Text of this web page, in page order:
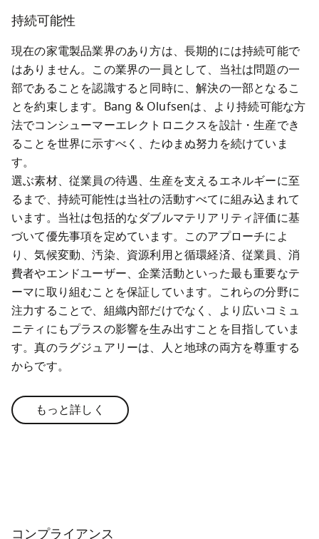
持続可能性
現在の家電製品業界のあり方は、長期的には持続可能で
はありません。この業界の一員として、当社は問題の一
部であることを認識すると同時に、解決の一部となるこ
とを約束します。Bang & Olufsenは、より持続可能な方
法でコンシューマーエレクトロニクスを設計・生産でき
ることを世界に示すべく、たゆまぬ努力を続けていま
す。
選ぶ素材、従業員の待遇、生産を支えるエネルギーに至
るまで、持続可能性は当社の活動すべてに組み込まれて
います。当社は包括的なダブルマテリアリティ評価に基
づいて優先事項を定めています。このアプローチによ
り、気候変動、汚染、資源利用と循環経済、従業員、消
費者やエンドユーザー、企業活動といった最も重要なテ
ーマに取り組むことを保証しています。これらの分野に
注力することで、組織内部だけでなく、より広いコミュ
ニティにもプラスの影響を生み出すことを目指していま
す。真のラグジュアリーは、人と地球の両方を尊重する
からです。
もっと詳しく
コンプライアンス